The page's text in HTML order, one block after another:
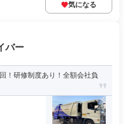
気になる
バー
！研修制度あり！全額会社負